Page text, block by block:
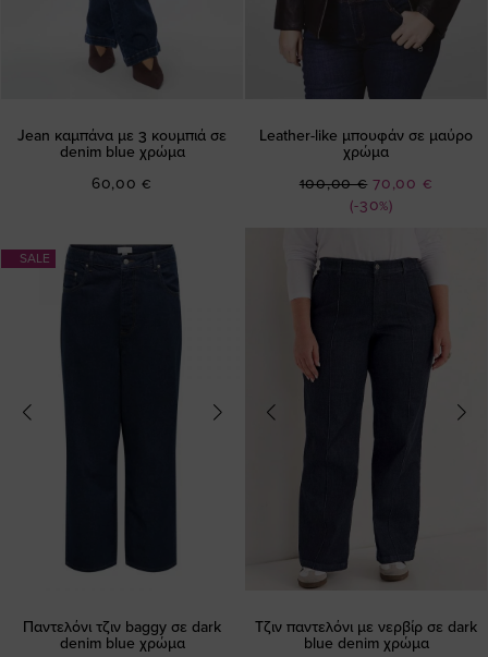
Jean καμπάνα με 3 κουμπιά σε
denim blue χρώμα
60,00 €
Leather-like μπουφάν σε μαύρο
χρώμα
(-30%)
Ειδική
Τιμή
70,00 €
100,00 €
SALE
Παντελόνι τζιν baggy σε dark
denim blue χρώμα
Τζιν παντελόνι με νερβίρ σε dark
blue denim χρώμα